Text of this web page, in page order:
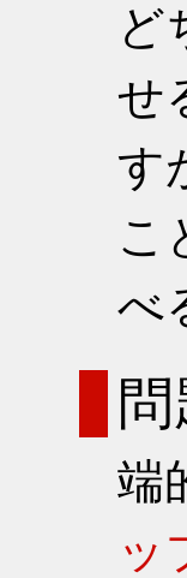
ど
せ
す
こ
べ
端
ッ